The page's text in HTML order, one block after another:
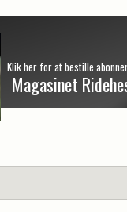
Klik her for at bestille
Magasinet